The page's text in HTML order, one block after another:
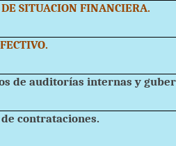
SITUACION FINANCIERA.
de auditorías internas y
contrataciones.